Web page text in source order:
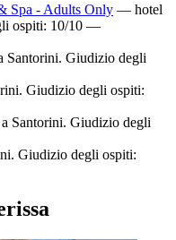
Spa - Adults Only — hotel
ospiti: 10/10 —
Santorini. Giudizio degli
Giudizio degli ospiti:
Santorini. Giudizio degli
Giudizio degli ospiti: